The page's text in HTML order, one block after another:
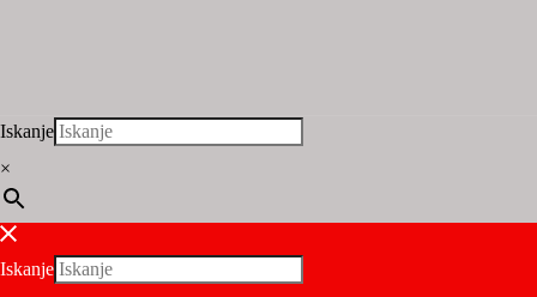
Iskanje
×
Iskanje